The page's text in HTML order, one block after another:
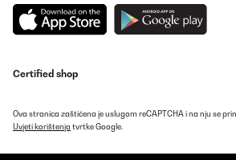
Certified shop
Ova stranica zaštićena je uslugom reCAPTCHA i na nju se
Uvjeti korištenja tvrtke Google.